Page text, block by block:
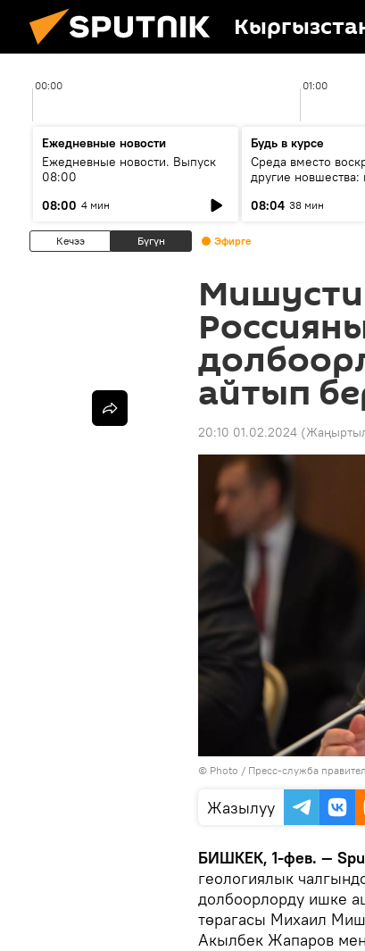
00:00 01:00
Ежедневные новости
Ежедневные новости. Выпуск
08:00
08:00 4 мин
Будь в курсе
Среда вместо
другие новшества:
08:04 38 мин
Кечээ Бүгүн Эфирге
айтып
20:10 01.02.2024
© Photo / Пресс-служба
Жазылуу
БИШКЕК, 1-фев. —
геологиялык
долбоорлорду ишке
төрагасы Михаил
Акылбек Жапаров